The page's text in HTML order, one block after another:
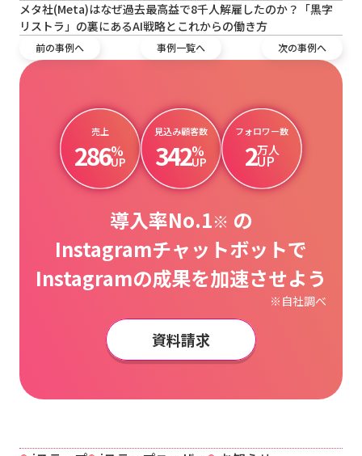
メタ社(Meta)はなぜ過去最高益で8千人解雇したのか？「黒字
リストラ」の裏にあるAI戦略とこれからの働き方
前の事例へ 事例一覧へ 次の事例へ
売上
286%
UP
見込み顧客数
342%
UP
フォロワー数
2万人
UP
導入率No.1※ の
Instagramチャットボットで
Instagramの成果を加速させよう
※自社調べ
資料請求